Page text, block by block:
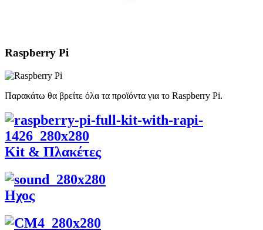
Raspberry Pi
Παρακάτω θα βρείτε όλα τα προϊόντα για το Raspberry Pi.
Kit & Πλακέτες
Ηχος